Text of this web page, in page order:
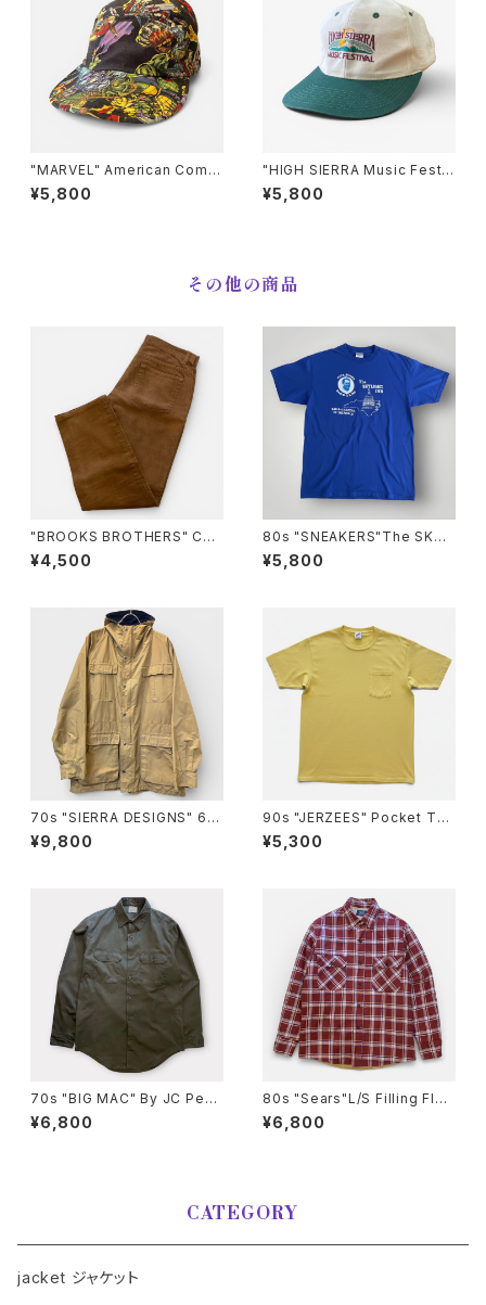
"MARVEL" American Comic
s CAP マーベル コミックス キ
ャップ
¥5,800
"HIGH SIERRA Music Festiv
al" CAP ハイ シエラ ミュージッ
ク フェスティバル帽子
¥5,800
その他の商品
"BROOKS BROTHERS" Cor
duroy Pants ブルックスブラザ
ーズ コーデュロイパンツ [32]
¥4,500
80s "SNEAKERS"The SKYL
IGHT INN T-Shirt BBQレスト
ランTシャツ[XL]
¥5,800
70s "SIERRA DESIGNS" 60/
40 MOUNTAIN PARKA シエ
ラデザイン マウンテンパーカー
¥9,800
90s "JERZEES" Pocket T-S
hirt ジャージーズ 無地ポケット
Tシャツ [XL]
¥5,300
70s "BIG MAC" By JC Penn
y L/S PENN PREST Work S
hirt ワークシャツ [L]
¥6,800
80s "Sears"L/S Filling Flan
nel Check Shirt シアーズ チ
ェックフランネル中綿キルティン
¥6,800
CATEGORY
jacket ジャケット